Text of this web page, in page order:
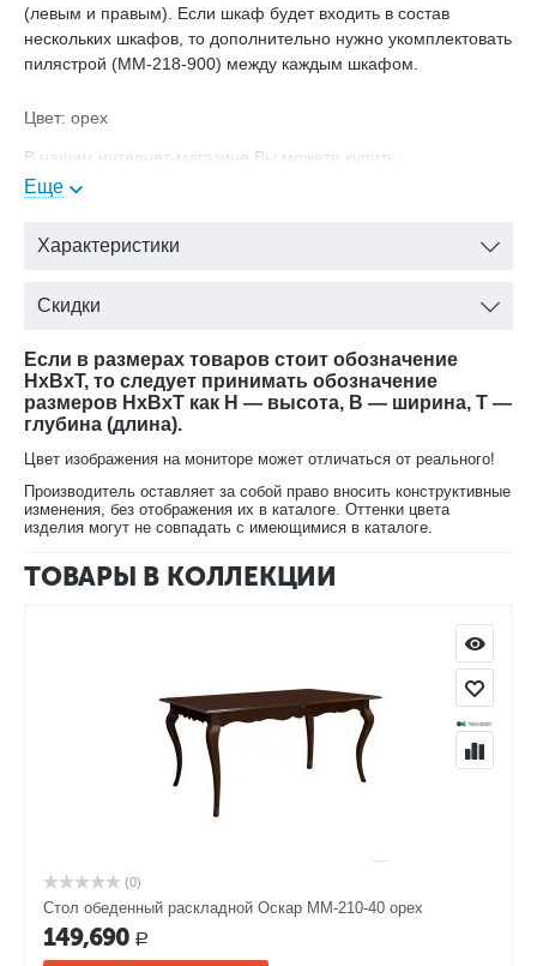
(левым и правым). Если шкаф будет входить в состав
нескольких шкафов, то дополнительно нужно укомплектовать
пилястрой (ММ-218-900) между каждым шкафом.
Цвет: орех
В нашем интернет-магазине Вы можете купить
комбинированный шкаф Оскар ММ-218-121 с доставкой на
Еще
Характеристики
Скидки
Если в размерах товаров стоит обозначение
HxBxT, то следует принимать обозначение
размеров HxBxT как H — высота, B — ширина, T —
глубина (длина).
Цвет изображения на мониторе может отличаться от реального!
Производитель оставляет за собой право вносить конструктивные
изменения, без отображения их в каталоге. Оттенки цвета
изделия могут не совпадать с имеющимися в каталоге.
ТОВАРЫ В КОЛЛЕКЦИИ
(0)
Стол обеденный раскладной Оскар ММ-210-40 орех
149,690 Р